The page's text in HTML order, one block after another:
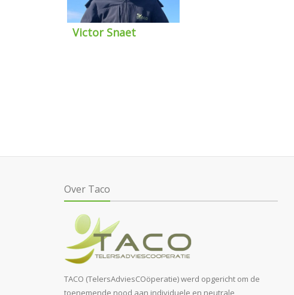
Victor Snaet
Over Taco
TACO (TelersAdviesCOöperatie) werd opgericht om de
toenemende nood aan individuele en neutrale